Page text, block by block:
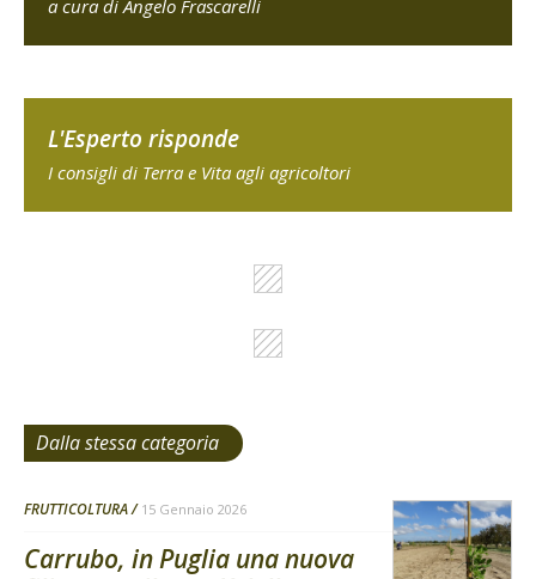
a cura di Angelo Frascarelli
L'Esperto risponde
I consigli di Terra e Vita agli agricoltori
Dalla stessa categoria
FRUTTICOLTURA 15 Gennaio 2026
Carrubo, in Puglia una nuova